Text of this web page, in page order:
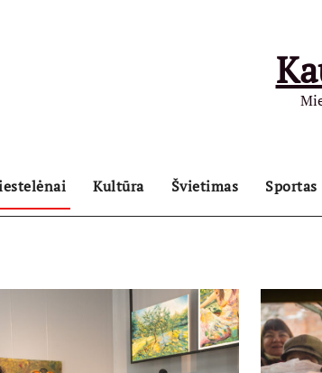
Kultūra Švietimas Sportas